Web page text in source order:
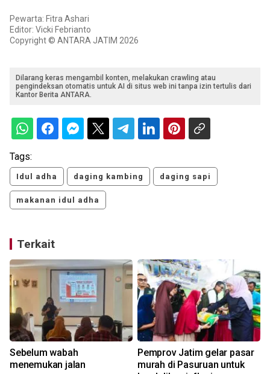
Pewarta: Fitra Ashari
Editor: Vicki Febrianto
Copyright © ANTARA JATIM 2026
Dilarang keras mengambil konten, melakukan crawling atau
pengindeksan otomatis untuk AI di situs web ini tanpa izin tertulis dari
Kantor Berita ANTARA.
Tags:
Idul adha daging kambing daging sapi
makanan idul adha
Terkait
Sebelum wabah
menemukan jalan
Pemprov Jatim gelar pasar
murah di Pasuruan untuk